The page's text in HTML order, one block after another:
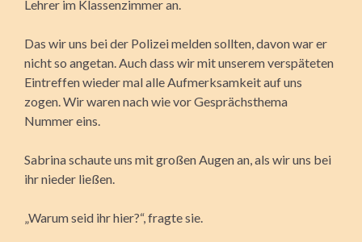
Lehrer im Klassenzimmer an.
Das wir uns bei der Polizei melden sollten, davon war er
nicht so angetan. Auch dass wir mit unserem verspäteten
Eintreffen wieder mal alle Aufmerksamkeit auf uns
zogen. Wir waren nach wie vor Gesprächsthema
Nummer eins.
Sabrina schaute uns mit großen Augen an, als wir uns bei
ihr nieder ließen.
„Warum seid ihr hier?“, fragte sie.